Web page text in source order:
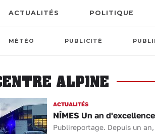
ACTUALITÉS POLITIQUE
MÉTÉO PUBLICITÉ
ALPINE
ACTUALITÉS
NÎMES Un an
Publireportage. Depuis un